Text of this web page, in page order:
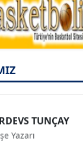
VRESKALA
Yazarı
Yazarı
Yazarı